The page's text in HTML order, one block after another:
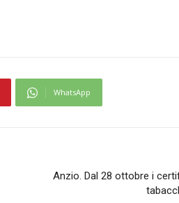
WhatsApp
Anzio. Dal 28 ottobre i